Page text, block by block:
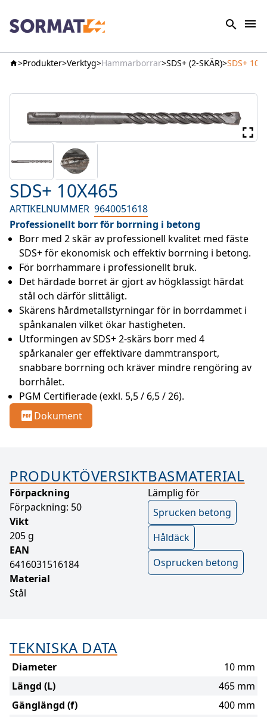
Produkter Verktyg Hammarborrar SDS+ (2-SKÄR) SDS+
SDS+ 10X465
ARTIKELNUMMER 9640051618
Professionellt borr för borrning i betong
Borr med 2 skär av professionell kvalitet med fäste
SDS+ för ekonomisk och effektiv borrning i betong.
För borrhammare i professionellt bruk.
Det härdade borret är gjort av högklassigt härdat
stål och därför slittåligt.
Skärens hårdmetallstyrningar för in borrdammet i
spånkanalen vilket ökar hastigheten.
Utformingen av SDS+ 2-skärs borr med 4
spårkanaler ger effektivare dammtransport,
snabbare borrning och kräver mindre rengöring av
borrhålet.
PGM Certifierade (exkl. 5,5 / 6,5 / 26).
Dokument
PRODUKTÖVERSIKT
Förpackning
Förpackning: 50
Vikt
205 g
EAN
6416031516184
Material
Stål
BASMATERIAL
Lämplig för
Sprucken betong
Håldäck
Osprucken betong
TEKNISKA DATA
Diameter
10 mm
Längd (L)
465 mm
Gänglängd (f)
400 mm